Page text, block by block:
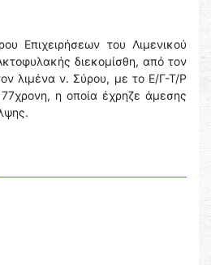
Επιχειρήσεων του Λιμενικού
διεκομίσθη, από τον
λιμένα ν. Σύρου, με το Ε/Γ-Τ/Ρ
η οποία έχρηζε άμεσης